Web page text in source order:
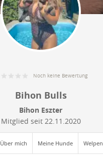
Noch keine Bewertung
Bihon Bulls
Bihon Eszter
Mitglied seit 22.11.2020
Über mich Meine Hunde Welpen